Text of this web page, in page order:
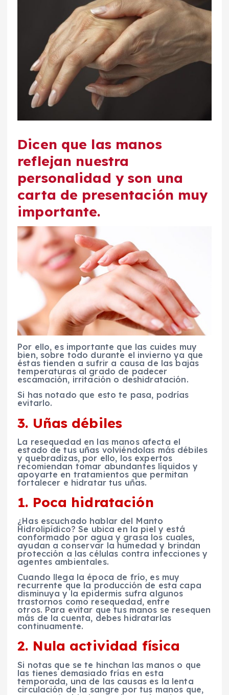
Dicen que las manos
reflejan nuestra
personalidad y son una
carta de presentación muy
importante.
Por ello, es importante que las cuides muy
bien, sobre todo durante el invierno ya que
éstas tienden a sufrir a causa de las bajas
temperaturas al grado de padecer
escamación, irritación o deshidratación.
Si has notado que esto te pasa, podrías
evitarlo.
3. Uñas débiles
La resequedad en las manos afecta el
estado de tus uñas volviéndolas más débiles
y quebradizas, por ello, los expertos
recomiendan tomar abundantes líquidos y
apoyarte en tratamientos que permitan
fortalecer e hidratar tus uñas.
1. Poca hidratación
¿Has escuchado hablar del Manto
Hidrolipídico? Se ubica en la piel y está
conformado por agua y grasa los cuales,
ayudan a conservar la humedad y brindan
protección a las células contra infecciones y
agentes ambientales.
Cuando llega la época de frío, es muy
recurrente que la producción de esta capa
disminuya y la epidermis sufra algunos
trastornos como resequedad, entre
otros. Para evitar que tus manos se resequen
más de la cuenta, debes hidratarlas
continuamente.
2. Nula actividad física
Si notas que se te hinchan las manos o que
las tienes demasiado frías en esta
temporada, una de las causas es la lenta
circulación de la sangre por tus manos que,